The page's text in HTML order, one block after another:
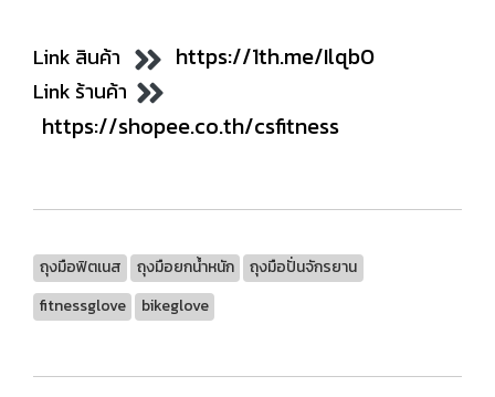
Link สินค้า https://1th.me/Ilqb0
Link ร้านค้า
https://shopee.co.th/csfitness
ถุงมือฟิตเนส ถุงมือยกน้ำหนัก
ถุงมือปั่นจักรยาน
fitnessglove
bikeglove